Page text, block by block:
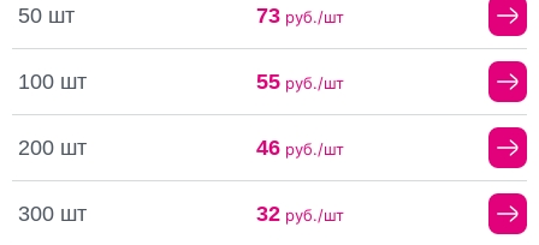
50 шт 73руб./шт
100 шт 55руб./шт
200 шт 46руб./шт
300 шт 32руб./шт